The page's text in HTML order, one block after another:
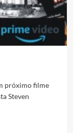
próximo filme
Steven